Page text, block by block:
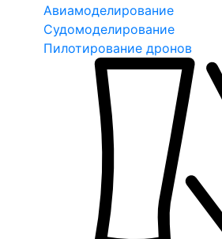
Авиамоделирование
Судомоделирование
Пилотирование дронов